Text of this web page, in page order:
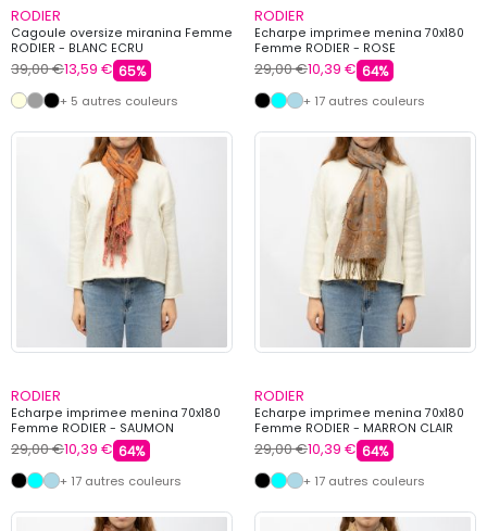
RODIER
Cagoule oversize miranina Femme
RODIER - BLANC ECRU
39,00 €13,59 € 65%
+ 5 autres couleurs
RODIER
Echarpe imprimee menina 70x180
Femme RODIER - ROSE
29,00 €10,39 € 64%
+ 17 autres couleurs
RODIER
Echarpe imprimee menina 70x180
Femme RODIER - SAUMON
29,00 €10,39 € 64%
+ 17 autres couleurs
RODIER
Echarpe imprimee menina 70x180
Femme RODIER - MARRON CLAIR
29,00 €10,39 € 64%
+ 17 autres couleurs